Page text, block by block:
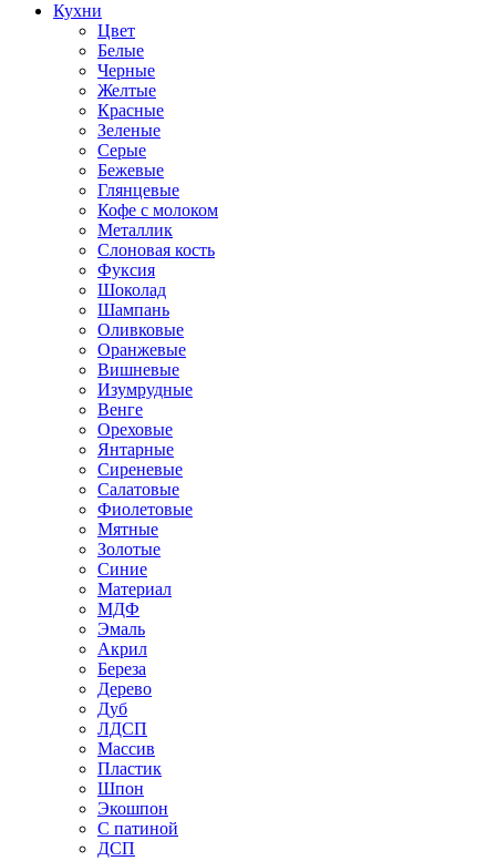
Кухни
Цвет
Белые
Черные
Желтые
Красные
Зеленые
Серые
Бежевые
Глянцевые
Кофе с молоком
Металлик
Слоновая кость
Фуксия
Шоколад
Шампань
Оливковые
Оранжевые
Вишневые
Изумрудные
Венге
Ореховые
Янтарные
Сиреневые
Салатовые
Фиолетовые
Мятные
Золотые
Синие
Материал
МДФ
Эмаль
Акрил
Береза
Дерево
Дуб
ЛДСП
Массив
Пластик
Шпон
Экошпон
С патиной
ДСП